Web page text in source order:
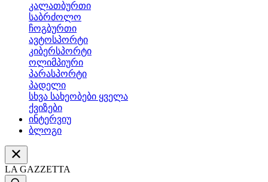
კალათბურთი
საბრძოლო
ჩოგბურთი
ავტოსპორტი
კიბერსპორტი
ოლიმპიური
პარასპორტი
პადელი
სხვა სახეობები ყველა
ქვიზები
ინტერვიუ
ბლოგი
LA GAZZETTA